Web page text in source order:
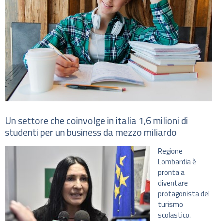
Un settore che coinvolge in italia 1,6 milioni di
studenti per un business da mezzo miliardo
Regione
Lombardia è
pronta a
diventare
protagonista del
turismo
scolastico.